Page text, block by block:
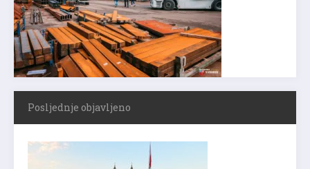
Posljednje objavljeno